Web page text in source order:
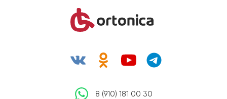
8 (910) 181 00 30